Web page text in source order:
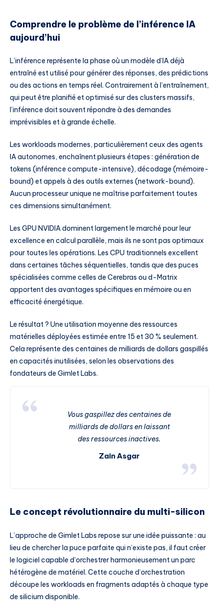
Comprendre le problème de l’inférence IA
aujourd’hui
L’inférence représente la phase où un modèle d’IA déjà
entraîné est utilisé pour générer des réponses, des prédictions
ou des actions en temps réel. Contrairement à l’entraînement,
qui peut être planifié et optimisé sur des clusters massifs,
l’inférence doit souvent répondre à des demandes
imprévisibles et à grande échelle.
Les workloads modernes, particulièrement ceux des agents
IA autonomes, enchaînent plusieurs étapes : génération de
tokens (inférence compute-intensive), décodage (mémoire-
bound) et appels à des outils externes (network-bound).
Aucun processeur unique ne maîtrise parfaitement toutes
ces dimensions simultanément.
Les GPU NVIDIA dominent largement le marché pour leur
excellence en calcul parallèle, mais ils ne sont pas optimaux
pour toutes les opérations. Les CPU traditionnels excellent
dans certaines tâches séquentielles, tandis que des puces
spécialisées comme celles de Cerebras ou d-Matrix
apportent des avantages spécifiques en mémoire ou en
efficacité énergétique.
Le résultat ? Une utilisation moyenne des ressources
matérielles déployées estimée entre 15 et 30 % seulement.
Cela représente des centaines de milliards de dollars gaspillés
en capacités inutilisées, selon les observations des
fondateurs de Gimlet Labs.
Vous gaspillez des centaines de
milliards de dollars en laissant
des ressources inactives.
Zain Asgar
Le concept révolutionnaire du multi-silicon
L’approche de Gimlet Labs repose sur une idée puissante : au
lieu de chercher la puce parfaite qui n’existe pas, il faut créer
le logiciel capable d’orchestrer harmonieusement un parc
hétérogène de matériel. Cette couche d’orchestration
découpe les workloads en fragments adaptés à chaque type
de silicium disponible.